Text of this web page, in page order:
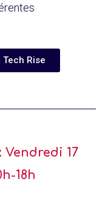
Rise
Vendredi 17
18h